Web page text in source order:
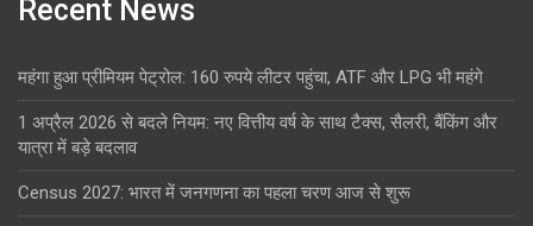
Recent News
महंगा हुआ प्रीमियम पेट्रोल: 160 रुपये लीटर पहुंचा, ATF और LPG भी महंगे
1 अप्रैल 2026 से बदले नियम: नए वित्तीय वर्ष के साथ टैक्स, सैलरी, बैंकिंग और
यात्रा में बड़े बदलाव
Census 2027: भारत में जनगणना का पहला चरण आज से शुरू